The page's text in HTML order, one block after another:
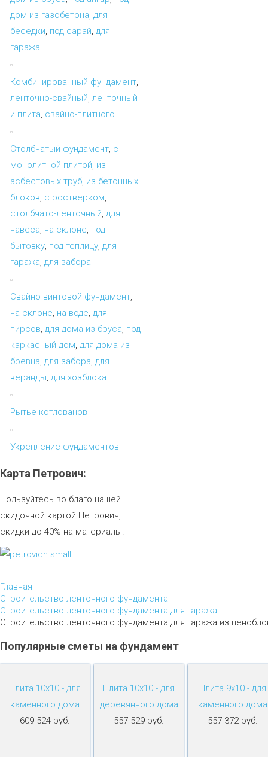
дом из газобетона, для
беседки, под сарай, для
гаража
Комбинированный фундамент,
ленточно-свайный, ленточный
и плита, свайно-плитного
Столбчатый фундамент, с
монолитной плитой, из
асбестовых труб, из бетонных
блоков, с ростверком,
столбчато-ленточный, для
навеса, на склоне, под
бытовку, под теплицу, для
гаража, для забора
Свайно-винтовой фундамент,
на склоне, на воде, для
пирсов, для дома из бруса, под
каркасный дом, для дома из
бревна, для забора, для
веранды, для хозблока
Рытье котлованов
Укрепление фундаментов
Карта Петрович:
Пользуйтесь во благо нашей
скидочной картой Петрович,
скидки до 40% на материалы.
Главная
Строительство ленточного фундамента
Строительство ленточного фундамента для гаража
Строительство ленточного фундамента для гаража из
Популярные сметы на фундамент
Плита 10х10 - для
каменного дома
609 524 руб.
Плита 10х10 - для
деревянного дома
557 529 руб.
Плита 9х10 - для
каменного дома
557 372 руб.